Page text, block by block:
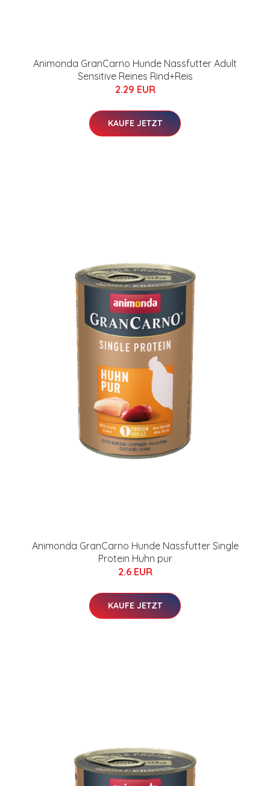
Animonda GranCarno Hunde Nassfutter Adult
Sensitive Reines Rind+Reis
2.29 EUR
KAUFE JETZT
Animonda GranCarno Hunde Nassfutter Single
Protein Huhn pur
2.6 EUR
KAUFE JETZT